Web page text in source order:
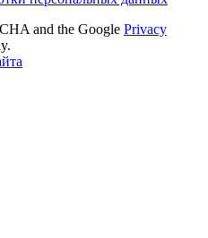
and the Google Privacy